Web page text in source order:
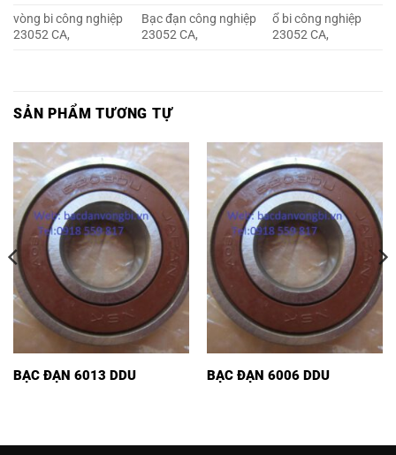
vòng bi công nghiệp
23052 CA,
Bạc đạn công nghiệp
23052 CA,
ổ bi công nghiệp
23052 CA,
SẢN PHẨM TƯƠNG TỰ
BẠC ĐẠN 6013 DDU BẠC ĐẠN 6006 DDU